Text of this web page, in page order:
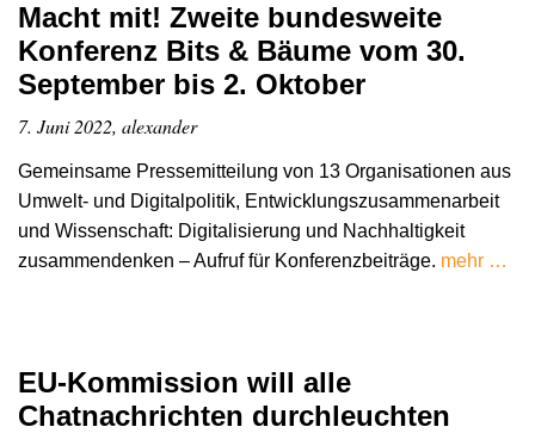
Macht mit! Zweite bundesweite
Konferenz Bits & Bäume vom 30.
September bis 2. Oktober
7. Juni 2022, alexander
Gemeinsame Pressemitteilung von 13 Organisationen aus
Umwelt- und Digitalpolitik, Entwicklungszusammenarbeit
und Wissenschaft: Digitalisierung und Nachhaltigkeit
zusammendenken – Aufruf für Konferenzbeiträge. mehr …
EU-Kommission will alle
Chatnachrichten durchleuchten